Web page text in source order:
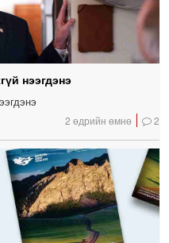
нээгдэнэ
2 өдрийн өмнө 2